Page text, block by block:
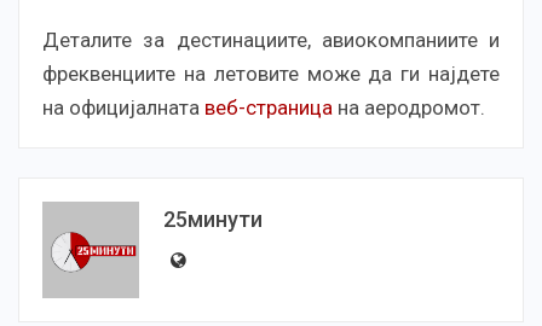
Деталите за дестинациите, авиокомпаниите и
фреквенциите на летовите може да ги најдете
на официјалната веб-страница на аеродромот.
25минути